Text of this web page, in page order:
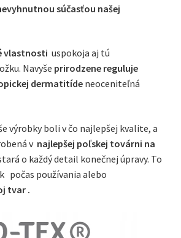
súčasťou našej
vlastnosti uspokoja aj tú
Navyše prirodzene reguluje
dermatitídeneoceniteľná
výrobky boli v čo najlepšej kvalite, a
v najlepšej poľskej továrni na
o každý detail konečnej úpravy. To
počas používania alebo
tvar .